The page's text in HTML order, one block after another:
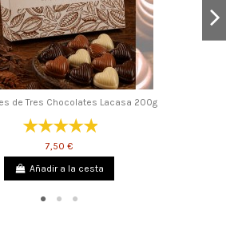
de Tres Chocolates Lacasa 200g
7,50 €
Añadir a la cesta